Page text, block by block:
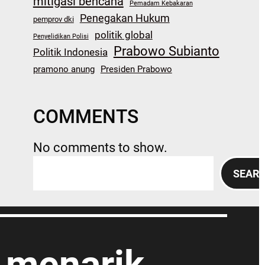
Pemadam Kebakaran
pemprov dki Penegakan Hukum
Penyelidikan Polisi
politik global
Politik Indonesia Prabowo Subianto
pramono anung Presiden Prabowo
COMMENTS
No comments to show.
r